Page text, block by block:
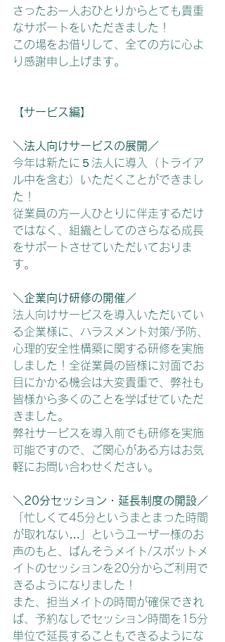
さったお一人おひとりからとても貴重
なサポートをいただきました！
この場をお借りして、全ての方に心よ
り感謝申し上げます。
【サービス編】
＼法人向けサービスの展開／
今年は新たに５法人に導入（トライア
ル中を含む）いただくことができまし
た！
従業員の方一人ひとりに伴走するだけ
ではなく、組織としてのさらなる成長
をサポートさせていただいておりま
す。
＼企業向け研修の開催／
法人向けサービスを導入いただいてい
る企業様に、ハラスメント対策/予防、
心理的安全性構築に関する研修を実施
しました！全従業員の皆様に対面でお
目にかかる機会は大変貴重で、弊社も
皆様から多くのことを学ばせていただ
きました。
弊社サービスを導入前でも研修を実施
可能ですので、ご関心がある方はお気
軽にお問い合わせください。
＼20分セッション・延長制度の開設／
「忙しくて45分というまとまった時間
が取れない…」というユーザー様のお
声のもと、ばんそうメイト/スポットメ
イトのセッションを20分からご利用で
きるようになりました！
また、担当メイトの時間が確保できれ
ば、予約なしでセッション時間を15分
単位で延長することもできるようにな